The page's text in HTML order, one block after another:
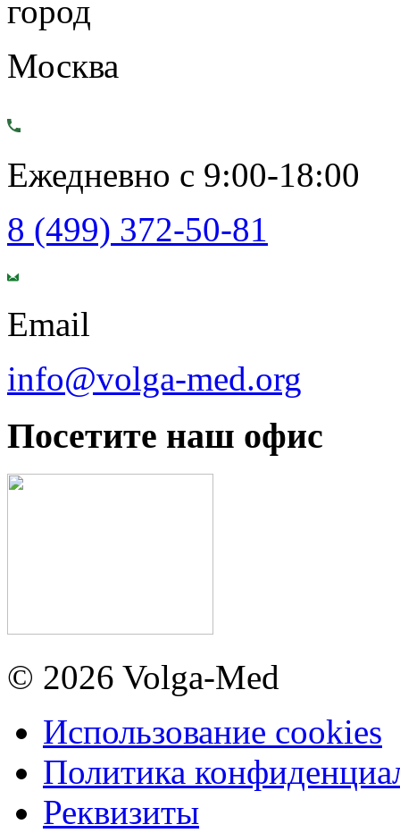
город
Москва
Ежедневно с 9:00-18:00
8 (499) 372-50-81
Email
info@volga-med.org
Посетите наш офис
© 2026 Volga-Med
Использование cookies
Политика
Реквизиты